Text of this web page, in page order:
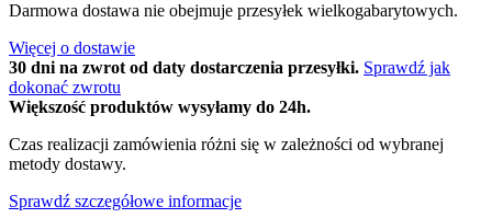
Darmowa dostawa nie obejmuje przesyłek wielkogabarytowych.
Więcej o dostawie
30 dni na zwrot od daty dostarczenia przesyłki. Sprawdź jak
dokonać zwrotu
Większość produktów wysyłamy do 24h.
Czas realizacji zamówienia różni się w zależności od wybranej
metody dostawy.
Sprawdź szczegółowe informacje